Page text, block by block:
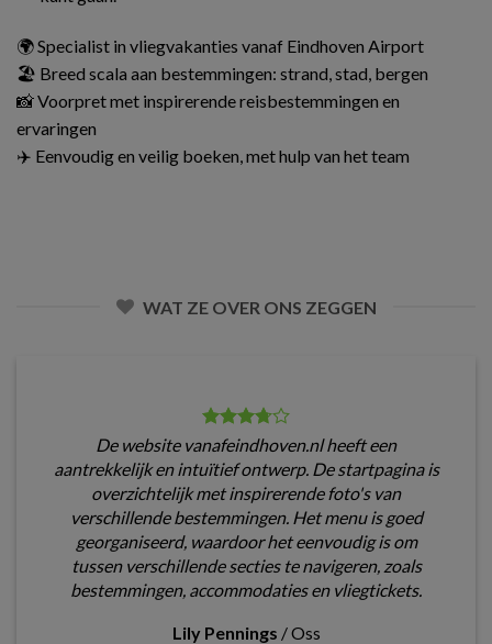
🌍 Specialist in vliegvakanties vanaf Eindhoven Airport
🏖️ Breed scala aan bestemmingen: strand, stad, bergen
📸 Voorpret met inspirerende reisbestemmingen en
ervaringen
✈️ Eenvoudig en veilig boeken, met hulp van het team
WAT ZE OVER ONS ZEGGEN
De website vanafeindhoven.nl heeft een
aantrekkelijk en intuïtief ontwerp. De startpagina is
overzichtelijk met inspirerende foto's van
verschillende bestemmingen. Het menu is goed
georganiseerd, waardoor het eenvoudig is om
tussen verschillende secties te navigeren, zoals
bestemmingen, accommodaties en vliegtickets.
Lily Pennings /Oss